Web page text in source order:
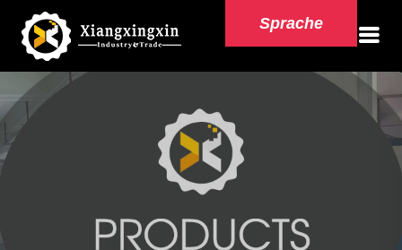
Sprache